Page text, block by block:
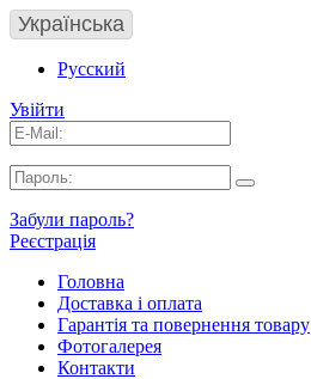
Українська
Русский
Увійти
Забули пароль?
Реєстрація
Головна
Доставка і оплата
Гарантія та повернення товару
Фотогалерея
Контакти